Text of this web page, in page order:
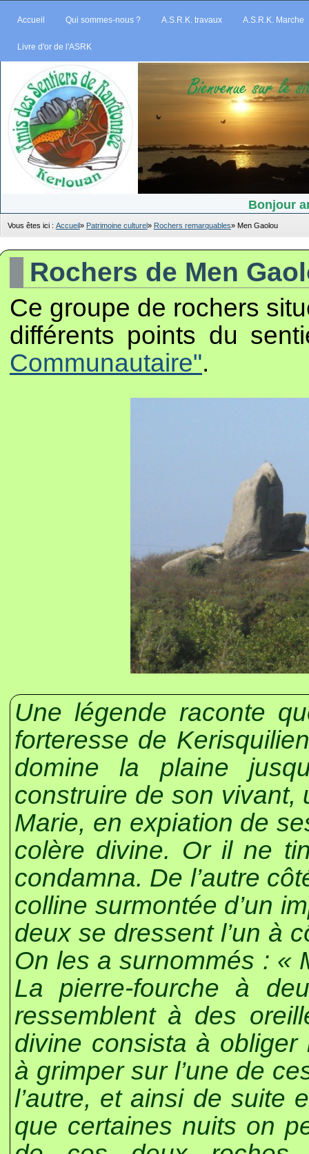
Accueil Qui sommes-nous ? A.S.R.K. travaux A.S.R.K. Marche
Livre d'or de l'ASRK
Bonjour
Vous êtes ici : Accueil» Patrimoine culturel» Rochers remarquables» Men Gaolou
Rochers de Men
Ce groupe de rochers
différents points du
Communautaire".
Une légende raconte
forteresse de
domine la plaine
construire de son vivant,
Marie, en expiation de
colère divine. Or il ne
condamna. De l’autre
colline surmontée d’un
deux se dressent l’un à
On les a surnommés : «
La pierre-fourche à
ressemblent à des
divine consista à
à grimper sur l’une de
l’autre, et ainsi de suite
que certaines nuits on